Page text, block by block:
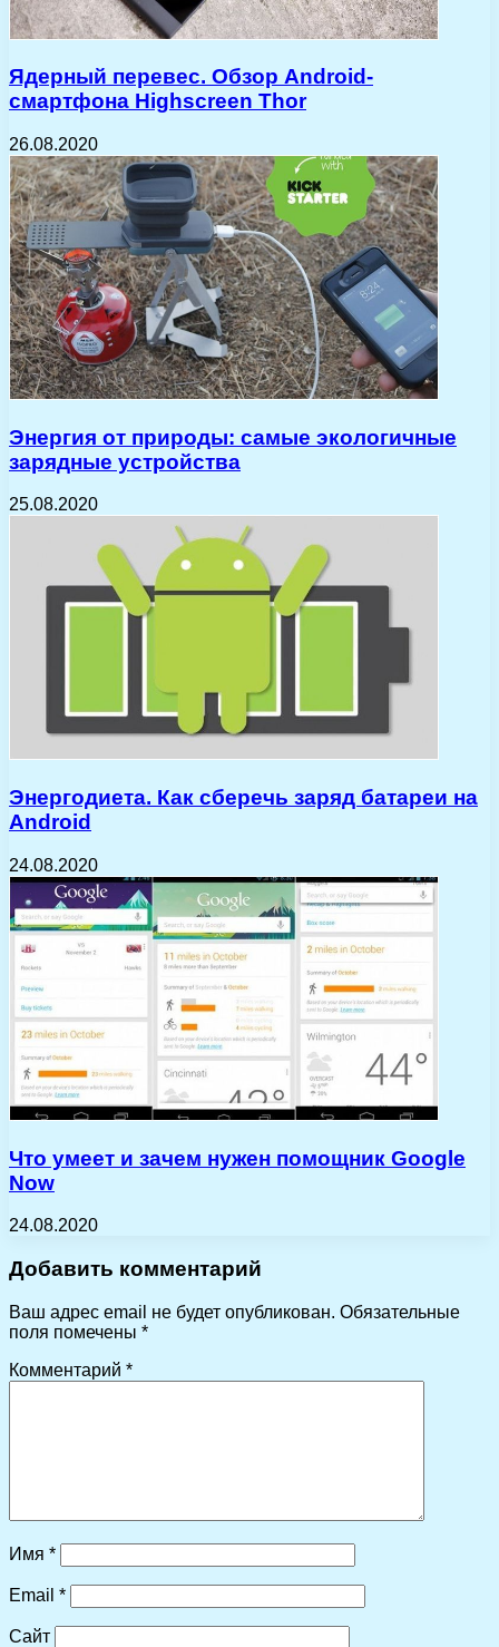
Ядерный перевес. Обзор Android-
смартфона Highscreen Thor
26.08.2020
Энергия от природы: самые экологичные
зарядные устройства
25.08.2020
Энергодиета. Как сберечь заряд батареи на
Android
24.08.2020
Что умеет и зачем нужен помощник Google
Now
24.08.2020
Добавить комментарий
Ваш адрес email не будет опубликован. Обязательные
поля помечены *
Комментарий *
Имя *
Email *
Сайт